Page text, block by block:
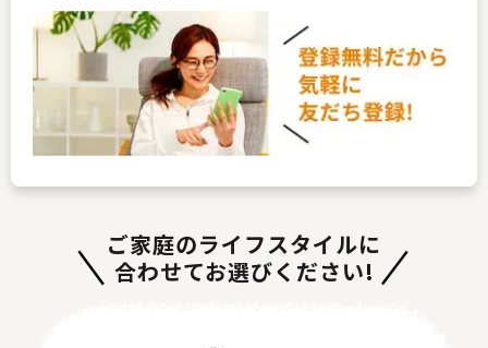
ご家庭のライフスタイルに
合わせてお選びください!